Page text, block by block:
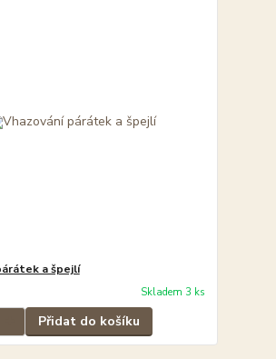
a špejlí
Skladem 3 ks
Přidat do košíku